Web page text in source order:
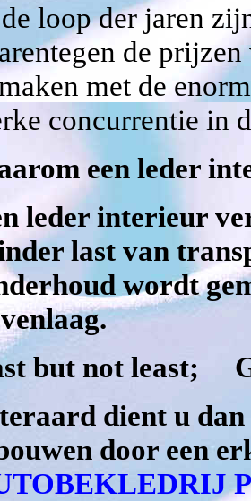
loop der jaren
de
met de
concurrentie in
een leder
leder interieur
last van
wordt
but not least;
dient u
door een